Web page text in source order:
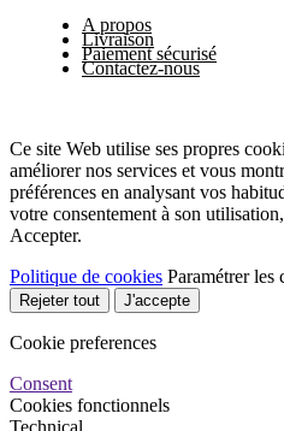
A propos
Livraison
Paiement sécurisé
Contactez-nous
Ce site Web utilise ses propres
améliorer nos services et vous
préférences en analysant vos
votre consentement à son
Accepter.
Politique de cookies Paramétrer les
Rejeter tout J'accepte
Cookie preferences
Consent
Cookies fonctionnels